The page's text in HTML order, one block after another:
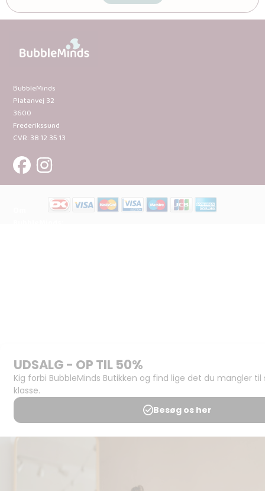
BubbleMinds
Platanvej 32
3600
Frederikssund
CVR: 38 12 35 13
Support og
juridisk:
Spørgsmål og
svar
Medlemsbetingelser
Handels- og